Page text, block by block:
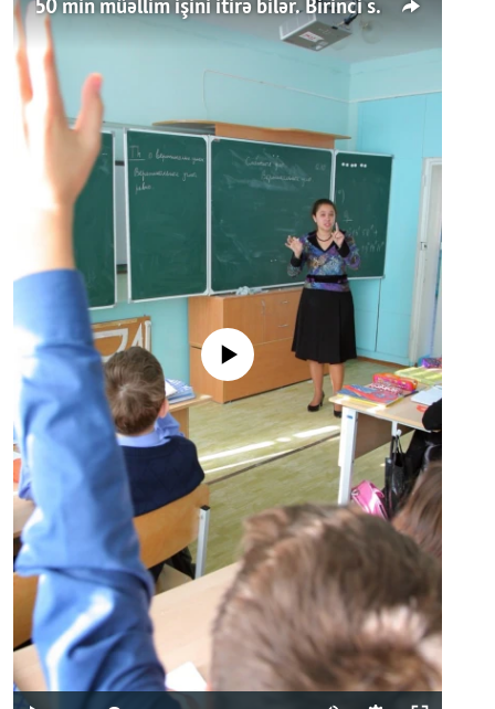
50 min müəllim işini itirə bilər. Birinci sinfə gedənlər azalır
No media source currently available